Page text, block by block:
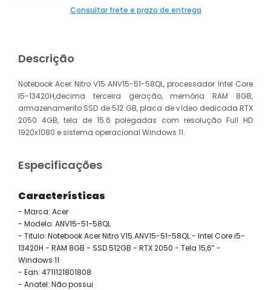
Consultar frete e prazo de entrega
Descrição
Notebook Acer Nitro V15 ANV15-51-58QL, processador Intel Core
I5-13420H,decima terceira geração, memória RAM 8GB,
armazenamento SSD de 512 GB, placa de vídeo dedicada RTX
2050 4GB, tela de 15.6 polegadas com resolução Full HD
1920x1080 e sistema operacional Windows 11.
Especificações
Características
- Marca: Acer
- Modelo: ANV15-51-58QL
- Titulo: Notebook Acer Nitro V15 ANV15-51-58QL - Intel Core i5-
13420H - RAM 8GB - SSD 512GB - RTX 2050 - Tela 15,6” -
Windows 11
- Ean: 4711121801808
- Anatel: Não possui